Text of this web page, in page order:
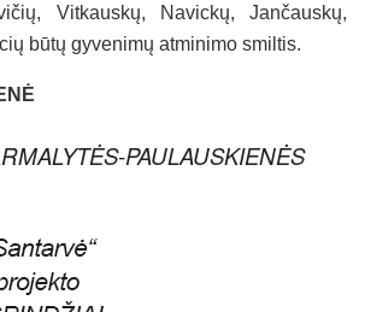
Vitkauskų, Navickų, Jančauskų,
būtų gyvenimų atminimo smiltis.
PAULAUSKIENĖS